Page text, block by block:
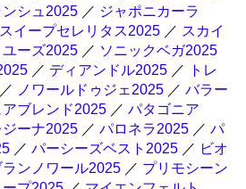
シュ2025 ／ ジャポニカーラ
スイープセレリタス2025 ／ スカイ
ユーズ2025 ／ ソニックベガ2025
／ ディアンドル2025 ／
トレ
／ ノワールドゥジェ2025 ／ バラー
アブレンド2025 ／ パタゴニア
ーナ2025 ／ パロネラ2025 ／ パ
／ パーシーズベスト2025 ／ ビオ
ランノワール2025 ／ プリモシーン